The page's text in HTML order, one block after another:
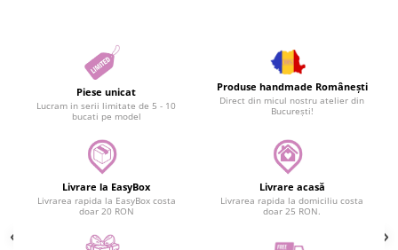
Piese unicat
Lucram in serii limitate de 5 - 10
bucati pe model
Produse handmade Românești
Direct din micul nostru atelier din
București!
Livrare la EasyBox
Livrarea rapida la EasyBox costa
doar 20 RON
Livrare acasă
Livrarea rapida la domiciliu costa
doar 25 RON.